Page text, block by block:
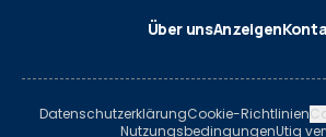
Über unsAnzeigen
DatenschutzerklärungCookie-Richtlinien
NutzungsbedingungenUtiq